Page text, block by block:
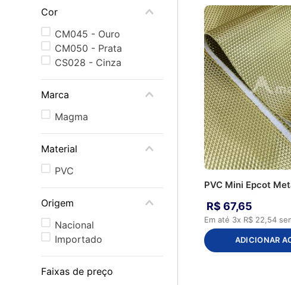
Cor
CM045 - Ouro
CM050 - Prata
CS028 - Cinza
Marca
Magma
Material
PVC
Origem
Nacional
Importado
Faixas de preço
PVC Mini Epcot
R$ 67,65
Em até 3x R$ 22,54
ADICIONAR